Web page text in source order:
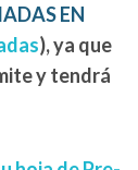
EN
), ya que
y tendrá